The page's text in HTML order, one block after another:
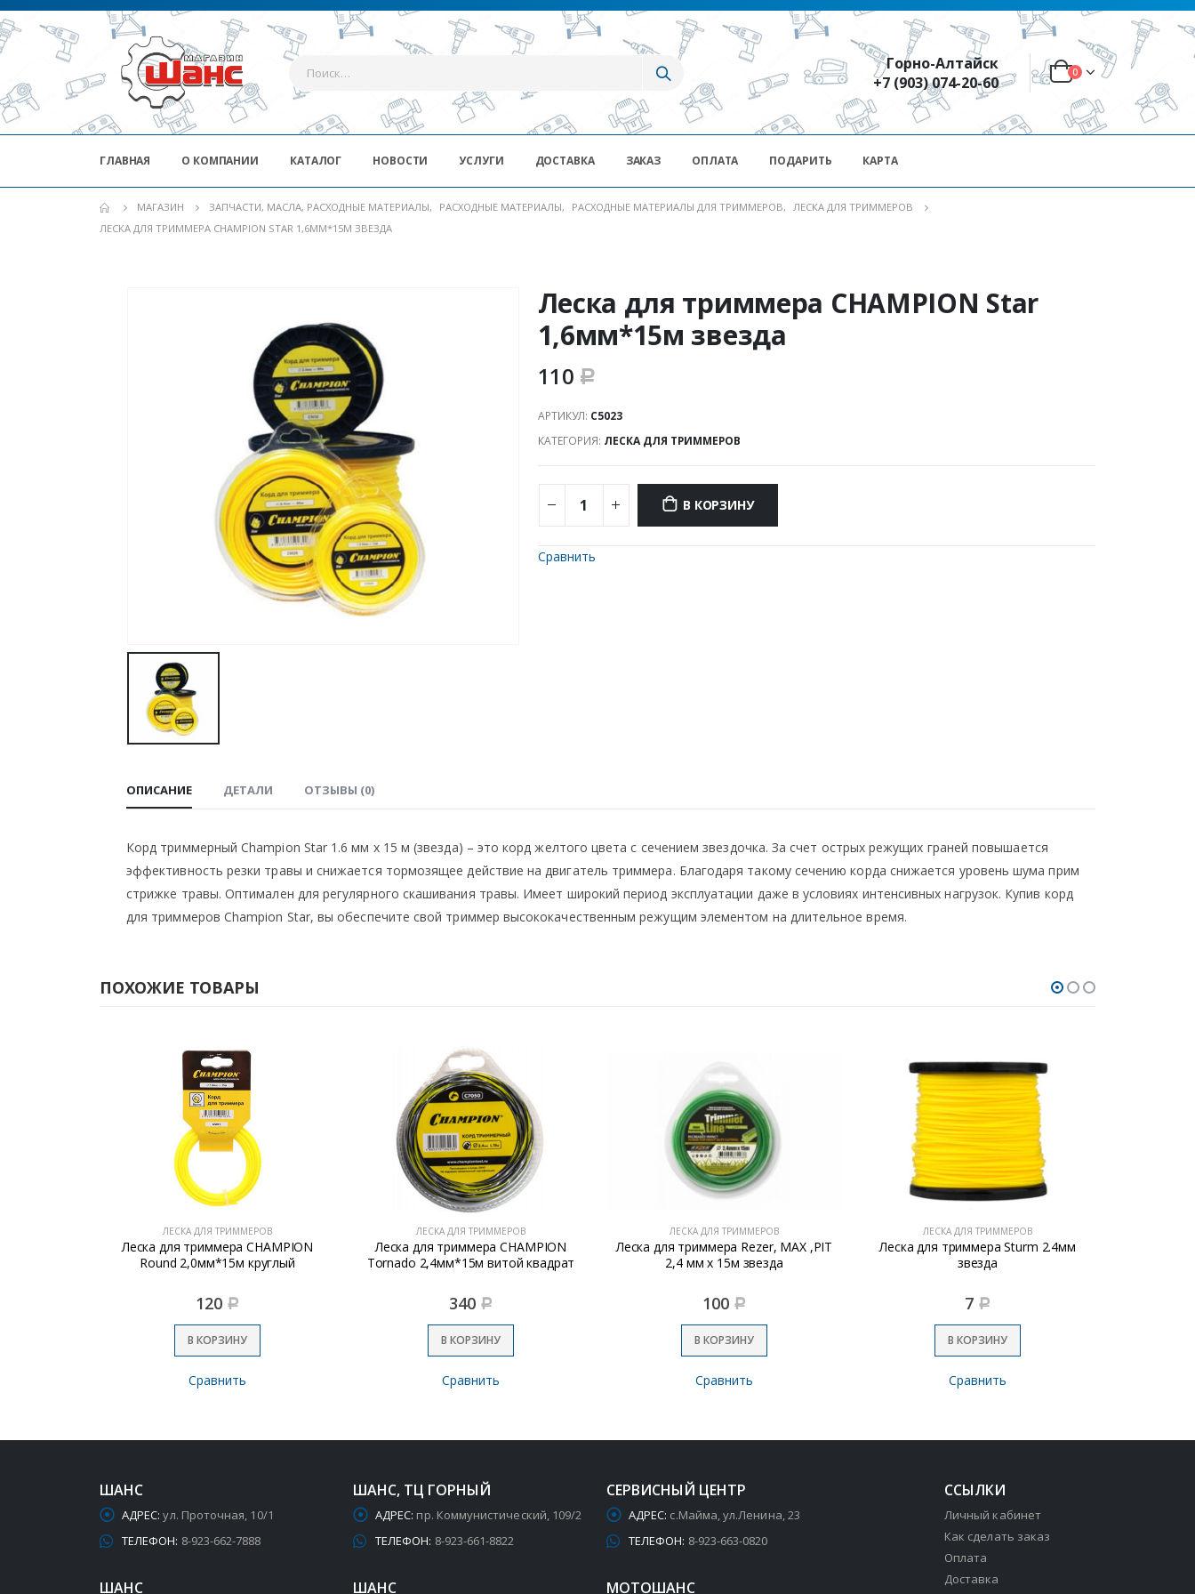
Горно-Алтайск
+7 (903) 074-20-60
0
ГЛАВНАЯ О КОМПАНИИ КАТАЛОГ НОВОСТИ УСЛУГИ ДОСТАВКА ЗАКАЗ ОПЛАТА ПОДАРИТЬ КАРТА
МАГАЗИН ЗАПЧАСТИ, МАСЛА, РАСХОДНЫЕ МАТЕРИАЛЫ, РАСХОДНЫЕ МАТЕРИАЛЫ, РАСХОДНЫЕ МАТЕРИАЛЫ ДЛЯ ТРИММЕРОВ, ЛЕСКА ДЛЯ ТРИММЕРОВ
ЛЕСКА ДЛЯ ТРИММЕРА CHAMPION STAR 1,6ММ*15М ЗВЕЗДА
Леска для триммера CHAMPION Star
1,6мм*15м звезда
110 Р
АРТИКУЛ: C5023
КАТЕГОРИЯ: ЛЕСКА ДЛЯ ТРИММЕРОВ
В КОРЗИНУ
Сравнить
ОПИСАНИЕ ДЕТАЛИ ОТЗЫВЫ (0)
Корд триммерный Champion Star 1.6 мм х 15 м (звезда) – это корд желтого цвета с сечением звездочка. За счет острых режущих граней повышается
эффективность резки травы и снижается тормозящее действие на двигатель триммера. Благодаря такому сечению корда снижается уровень шума прим
стрижке травы. Оптимален для регулярного скашивания травы. Имеет широкий период эксплуатации даже в условиях интенсивных нагрузок. Купив корд
для триммеров Champion Star, вы обеспечите свой триммер высококачественным режущим элементом на длительное время.
ПОХОЖИЕ ТОВАРЫ
ЛЕСКА ДЛЯ ТРИММЕРОВ
Леска для триммера CHAMPION
Round 2,0мм*15м круглый
120 Р
В КОРЗИНУ
Сравнить
ЛЕСКА ДЛЯ ТРИММЕРОВ
Леска для триммера CHAMPION
Tornado 2,4мм*15м витой квадрат
340 Р
В КОРЗИНУ
Сравнить
ЛЕСКА ДЛЯ ТРИММЕРОВ
Леска для триммера Rezer, MAX ,РIT
2,4 мм х 15м звезда
100 Р
В КОРЗИНУ
Сравнить
ЛЕСКА ДЛЯ ТРИММЕРОВ
Леска для триммера Sturm 2.4мм
звезда
7 Р
В КОРЗИНУ
Сравнить
ШАНС
АДРЕС: ул. Проточная, 10/1
ТЕЛЕФОН: 8-923-662-7888
ШАНС
ШАНС, ТЦ ГОРНЫЙ
АДРЕС: пр. Коммунистический, 109/2
ТЕЛЕФОН: 8-923-661-8822
ШАНС
СЕРВИСНЫЙ ЦЕНТР
АДРЕС: с.Майма, ул.Ленина, 23
ТЕЛЕФОН: 8-923-663-0820
МОТОШАНС
ССЫЛКИ
Личный кабинет
Как сделать заказ
Оплата
Доставка